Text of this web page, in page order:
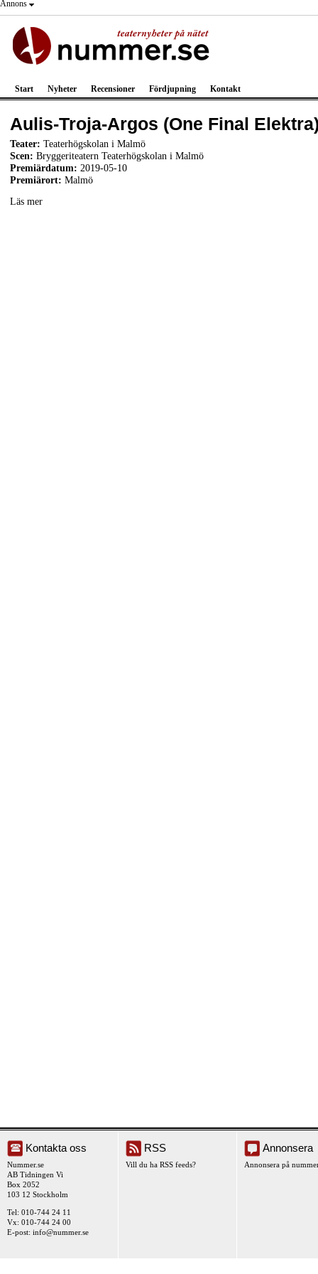
Annons
Start Nyheter Recensioner Fördjupning Kontakt
Aulis-Troja-Argos (One Final
Teater: Teaterhögskolan i Malmö
Scen: Bryggeriteatern Teaterhögskolan i Malmö
Premiärdatum: 2019-05-10
Premiärort: Malmö
Läs mer
Kontakta oss
Nummer.se
AB Tidningen Vi
Box 2052
103 12 Stockholm
Tel: 010-744 24 11
Vx: 010-744 24 00
E-post: info@nummer.se
RSS
Vill du ha RSS feeds?
Annonsera
Annonsera på